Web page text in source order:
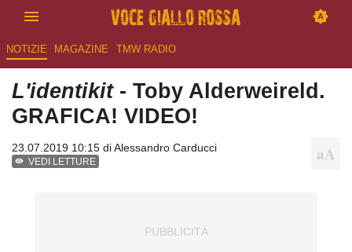
NOTIZIE MAGAZINE TMW RADIO
L'identikit- Toby Alderweireld.
GRAFICA! VIDEO!
23.07.2019 10:15 diAlessandro Carducci
VEDI LETTURE